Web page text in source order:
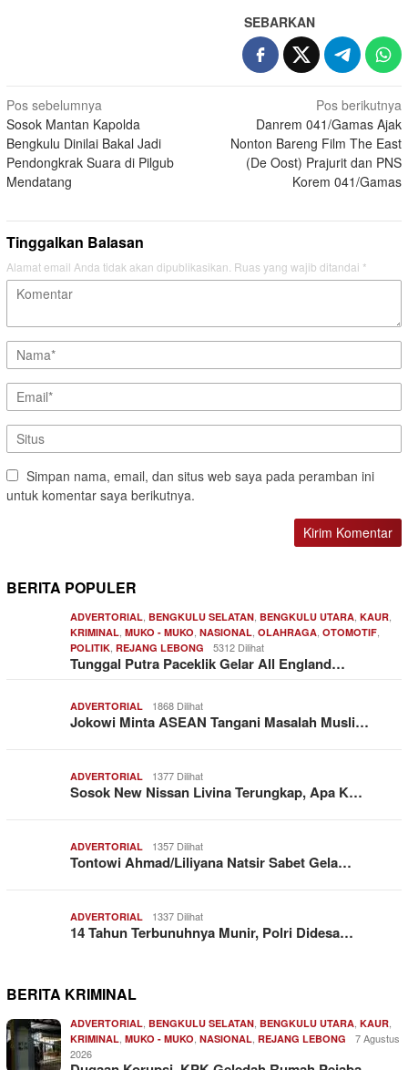
SEBARKAN
Navigasi
pos
Pos sebelumnya
Sosok Mantan Kapolda
Bengkulu Dinilai Bakal Jadi
Pendongkrak Suara di Pilgub
Mendatang
Pos berikutnya
Danrem 041/Gamas Ajak
Nonton Bareng Film The East
(De Oost) Prajurit dan PNS
Korem 041/Gamas
Tinggalkan Balasan
Alamat email Anda tidak akan dipublikasikan. Ruas yang wajib ditandai *
Simpan nama, email, dan situs web saya pada peramban ini
untuk komentar saya berikutnya.
BERITA POPULER
ADVERTORIAL BENGKULU SELATAN BENGKULU UTARA KAUR
KRIMINAL MUKO - MUKO NASIONAL OLAHRAGA OTOMOTIF
POLITIK REJANG LEBONG 5312 Dilihat
Tunggal Putra Paceklik Gelar All England…
ADVERTORIAL 1868 Dilihat
Jokowi Minta ASEAN Tangani Masalah Musli…
ADVERTORIAL 1377 Dilihat
Sosok New Nissan Livina Terungkap, Apa K…
ADVERTORIAL 1357 Dilihat
Tontowi Ahmad/Liliyana Natsir Sabet Gela…
ADVERTORIAL 1337 Dilihat
14 Tahun Terbunuhnya Munir, Polri Didesa…
BERITA KRIMINAL
ADVERTORIAL BENGKULU SELATAN BENGKULU UTARA KAUR
KRIMINAL MUKO - MUKO NASIONAL REJANG LEBONG
7 Agustus
2026